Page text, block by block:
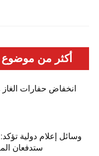
أكثر من موضوع
وسائل إعلام دولية
ستدفعان